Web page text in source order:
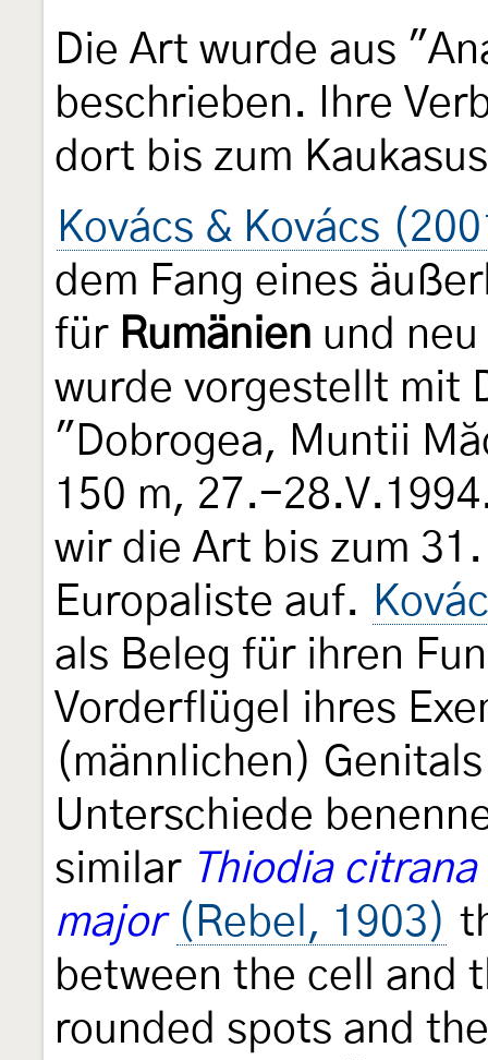
Die Art wurde aus
beschrieben. Ihre
dort bis zum
Kovács & Kovács
dem Fang eines
für Rumänien und
wurde vorgestellt mit
"Dobrogea, Muntii
150 m, 27.-
wir die Art bis zum
Europaliste auf.
als Beleg für ihren
Vorderflügel ihres
(männlichen)
Unterschiede
similar Thiodia citrana
major (Rebel, 1903)
between the cell and
rounded spots and